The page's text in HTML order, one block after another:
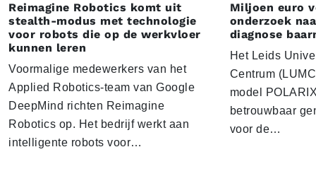
Reimagine Robotics komt uit
stealth-modus met technologie
voor robots die op de werkvloer
kunnen leren
Voormalige medewerkers van het
Applied Robotics-team van Google
DeepMind richten Reimagine
Robotics op. Het bedrijf werkt aan
intelligente robots voor…
Miljoen euro
onderzoek
diagnose
Het Leids
Centrum
model
betrouwbaar
voor de…